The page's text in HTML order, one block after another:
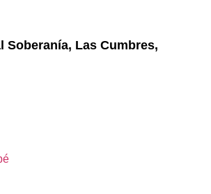
Soberanía, Las Cumbres,